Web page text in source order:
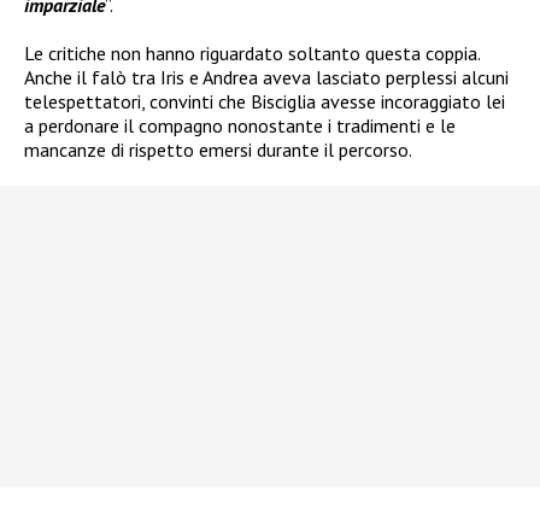
Le critiche non hanno riguardato soltanto questa coppia.
Anche il falò tra Iris e Andrea aveva lasciato perplessi alcuni
telespettatori, convinti che Bisciglia avesse incoraggiato lei
a perdonare il compagno nonostante i tradimenti e le
mancanze di rispetto emersi durante il percorso.